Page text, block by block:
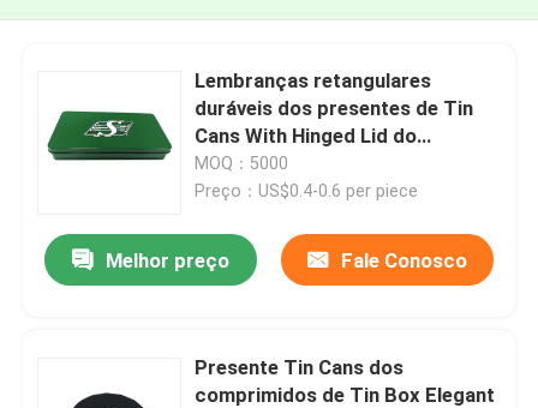
Lembranças retangulares
duráveis dos presentes de Tin
Cans With Hinged Lid do
presente
MOQ：5000
Preço：US$0.4-0.6 per piece
Melhor preço Fale Conosco
Presente Tin Cans dos
comprimidos de Tin Box Elegant